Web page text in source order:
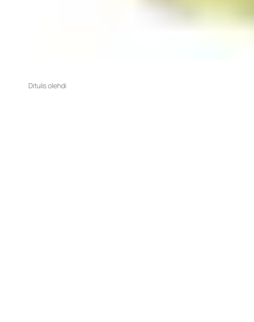
Ditulis olehdi